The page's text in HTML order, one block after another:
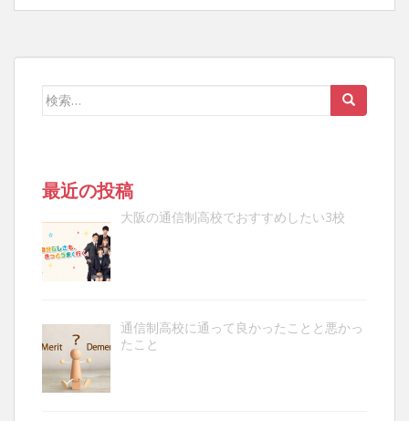
検
最近の投稿
大阪の通信制高校でおすすめしたい3校
通信制高校に通って良かったことと悪かっ
たこと